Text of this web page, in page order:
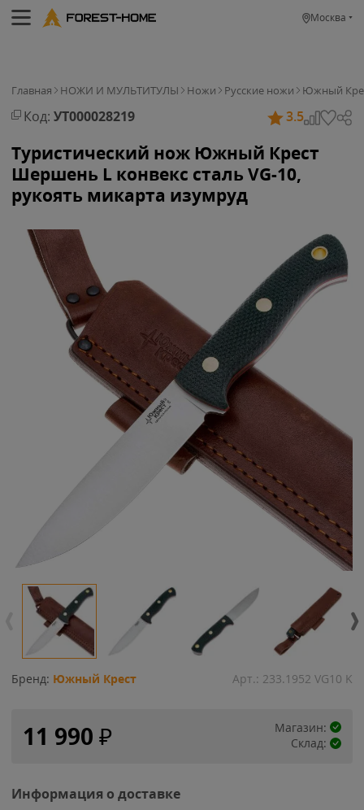
Москва
Главная НОЖИ И МУЛЬТИТУЛЫ Ножи Русские ножи Южный
Код: УТ000028219 3.5
Туристический нож Южный Крест
Шершень L конвекс сталь VG-10,
рукоять микарта изумруд
Бренд: Южный Крест Арт.: 233.1952 VG10 K
11 990 ₽
Магазин:
Склад:
Информация о доставке